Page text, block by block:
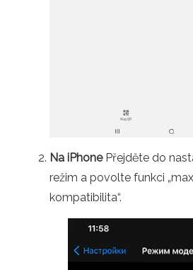
Na iPhonePřejděte do
režim a povolte funkci
kompatibilita“.